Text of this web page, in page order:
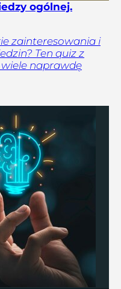
ogólnej.
zainteresowania i
Ten quiz z
naprawdę